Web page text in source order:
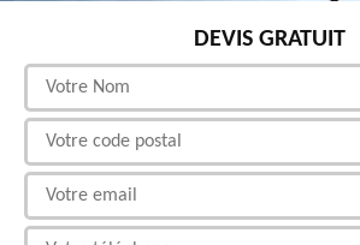
DEVIS GRATUIT